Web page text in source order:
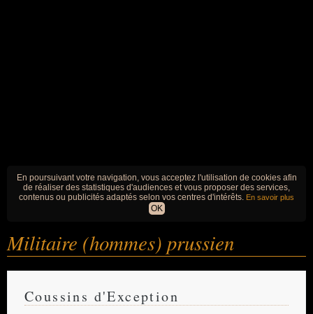
En poursuivant votre navigation, vous acceptez l'utilisation de cookies afin
de réaliser des statistiques d'audiences et vous proposer des services,
contenus ou publicités adaptés selon vos centres d'intérêts. En savoir plus
OK
Militaire (hommes) prussien
Coussins d'Exception